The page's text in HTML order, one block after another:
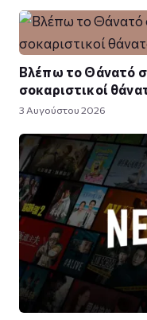
Βλέπω το Θάνατό
σοκαριστικοί
3 Αυγούστου 2026